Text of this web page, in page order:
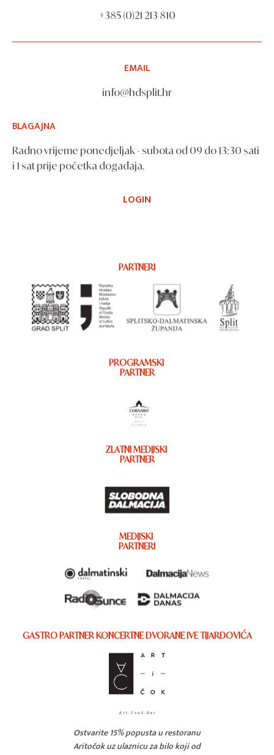
+385 (0)21 213 810
EMAIL
info@hdsplit.hr
BLAGAJNA
Radno vrijeme ponedjeljak - subota od 09 do 13:30 sati
i 1 sat prije početka događaja.
LOGIN
PARTNERI
PROGRAMSKI
PARTNER
ZLATNI MEDIJSKI
PARTNER
MEDIJSKI
PARTNERI
GASTRO PARTNER KONCERTNE DVORANE IVE TIJARDOVIĆA
Ostvarite 15% popusta u restoranu
Aritočok uz ulaznicu za bilo koji od